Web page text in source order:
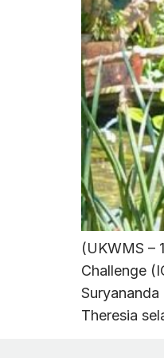
(UKWMS –
Challenge
Theresia